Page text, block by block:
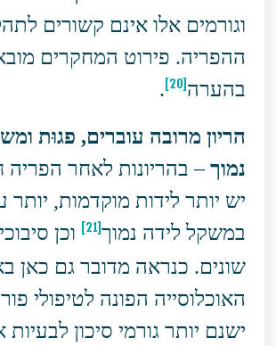
וגורמים אלו אינם קשורים
ההפריה. פירוט המחקרים
בהערה[20]
.
הריון מרובה עוברים, פגוּת
נמוך– בהריונות לאחר הפריה
יש יותר לידות מוקדמות, יותר
במשקל לידה נמוך[21]
וכן
שונים. כנראה מדובר גם כאן
האוכלוסייה הפונה לטיפולי
ישנם יותר גורמי סיכון לבעיות